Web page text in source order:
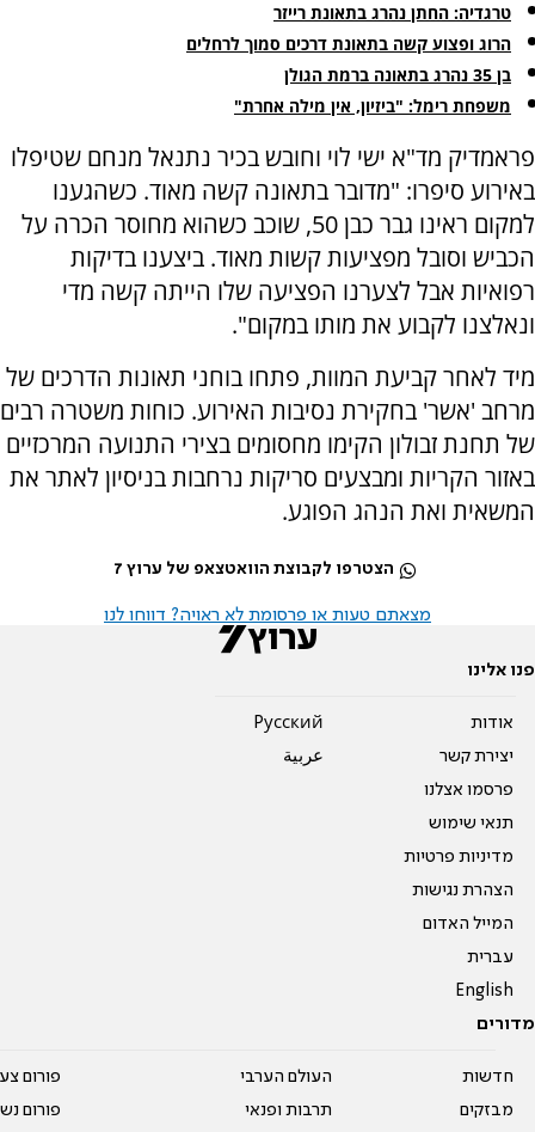
טרגדיה: החתן נהרג בתאונת רייזר
הרוג ופצוע קשה בתאונת דרכים סמוך לרחלים
בן 35 נהרג בתאונה ברמת הגולן
משפחת רימל: "ביזיון, אין מילה אחרת"
פראמדיק מד"א ישי לוי וחובש בכיר נתנאל מנחם שטיפלו
באירוע סיפרו: "מדובר בתאונה קשה מאוד. כשהגענו
למקום ראינו גבר כבן 50, שוכב כשהוא מחוסר הכרה על
הכביש וסובל מפציעות קשות מאוד. ביצענו בדיקות
רפואיות אבל לצערנו הפציעה שלו הייתה קשה מדי
ונאלצנו לקבוע את מותו במקום".
מיד לאחר קביעת המוות, פתחו בוחני תאונות הדרכים של
מרחב 'אשר' בחקירת נסיבות האירוע. כוחות משטרה רבים
של תחנת זבולון הקימו מחסומים בצירי התנועה המרכזיים
באזור הקריות ומבצעים סריקות נרחבות בניסיון לאתר את
המשאית ואת הנהג הפוגע.
הצטרפו לקבוצת הוואטצאפ של ערוץ 7
מצאתם טעות או פרסומת לא ראויה? דווחו לנו
פנו אלינו
אודות
יצירת קשר
פרסמו אצלנו
תנאי שימוש
מדיניות פרטיות
הצהרת נגישות
המייל האדום
עברית
English
Pусский
عربية
מדורים
חדשות
מבזקים
העולם הערבי
תרבות ופנאי
פורום
פורום